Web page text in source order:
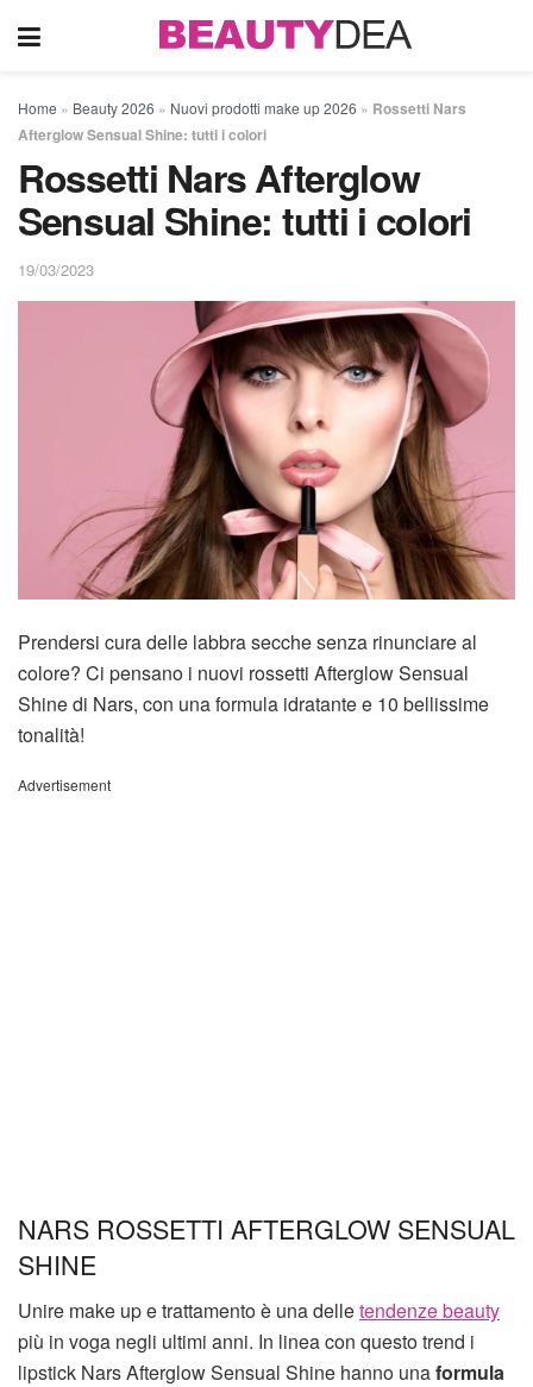
Home » Beauty 2026 » Nuovi prodotti make up 2026 » Rossetti Nars
Afterglow Sensual Shine: tutti i colori
Rossetti Nars Afterglow
Sensual Shine: tutti i colori
19/03/2023
Prendersi cura delle labbra secche senza rinunciare al
colore? Ci pensano i nuovi rossetti Afterglow Sensual
Shine di Nars, con una formula idratante e 10 bellissime
tonalità!
Advertisement
NARS ROSSETTI AFTERGLOW SENSUAL
SHINE
Unire make up e trattamento è una delletendenze beauty
più in voga negli ultimi anni. In linea con questo trend i
lipstick Nars Afterglow Sensual Shine hanno unaformula